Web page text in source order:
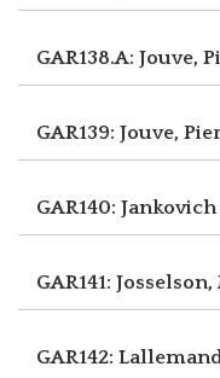
GAR138.A: Jouve,
GAR139: Jouve,
GAR140:
GAR141:
GAR142: